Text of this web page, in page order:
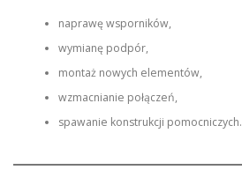
naprawę wsporników,
wymianę podpór,
montaż nowych elementów,
wzmacnianie połączeń,
spawanie konstrukcji pomocniczych.